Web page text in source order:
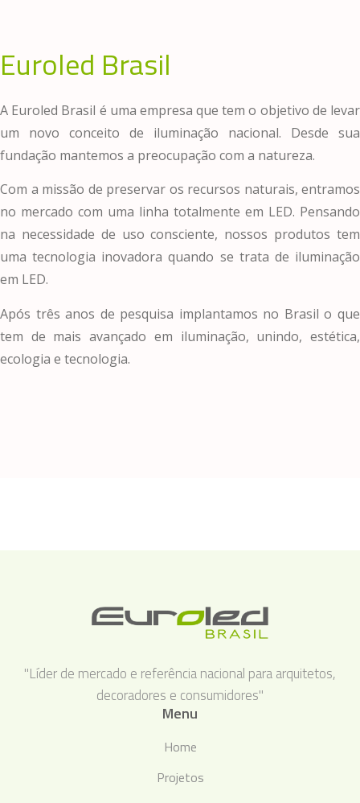
Euroled Brasil
A Euroled Brasil é uma empresa que tem o objetivo de levar
um novo conceito de iluminação nacional. Desde sua
fundação mantemos a preocupação com a natureza.
Com a missão de preservar os recursos naturais, entramos
no mercado com uma linha totalmente em LED. Pensando
na necessidade de uso consciente, nossos produtos tem
uma tecnologia inovadora quando se trata de iluminação
em LED.
Após três anos de pesquisa implantamos no Brasil o que
tem de mais avançado em iluminação, unindo, estética,
ecologia e tecnologia.
"Líder de mercado e referência nacional para arquitetos,
decoradores e consumidores"
Menu
Home
Projetos